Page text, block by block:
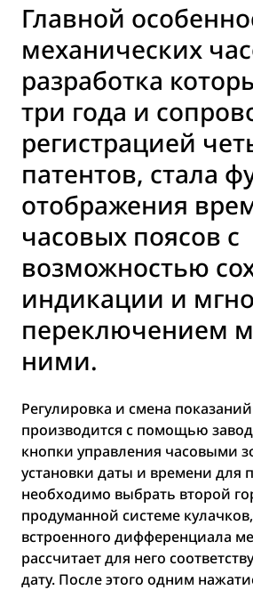
Главной
механических
разработка
три года и
регистрацией
патентов, стала
отображения
часовых поясов с
возможностью
индикации и
переключением
ними.
Регулировка и смена
производится с помощью
кнопки управления часовыми
установки даты и времени для
необходимо выбрать второй
продуманной системе
встроенного дифференциала
рассчитает для него
дату. После этого одним